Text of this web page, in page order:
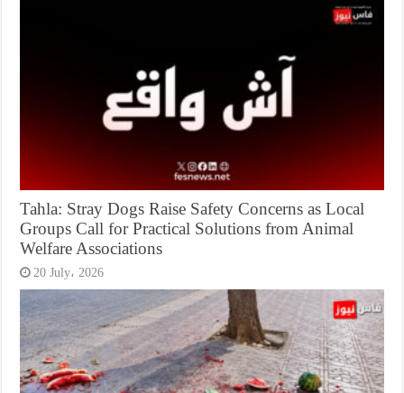
Tahla: Stray Dogs Raise Safety Concerns as Local
Groups Call for Practical Solutions from Animal
Welfare Associations
20 July، 2026